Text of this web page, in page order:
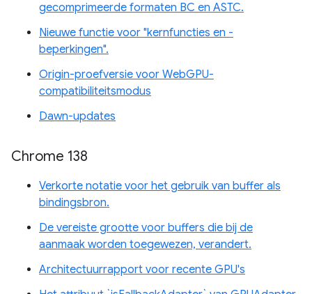
gecomprimeerde formaten BC en ASTC.
Nieuwe functie voor "kernfuncties en -
beperkingen".
Origin-proefversie voor WebGPU-
compatibiliteitsmodus
Dawn-updates
Chrome 138
Verkorte notatie voor het gebruik van buffer als
bindingsbron.
De vereiste grootte voor buffers die bij de
aanmaak worden toegewezen, verandert.
Architectuurrapport voor recente GPU's